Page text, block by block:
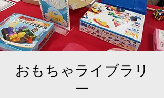
おもちゃライブラリ
ー